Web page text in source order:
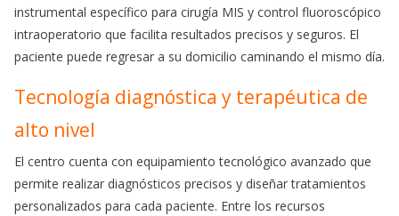
instrumental específico para cirugía MIS y control fluoroscópico
intraoperatorio que facilita resultados precisos y seguros. El
paciente puede regresar a su domicilio caminando el mismo día.
Tecnología diagnóstica y terapéutica de
alto nivel
El centro cuenta con equipamiento tecnológico avanzado que
permite realizar diagnósticos precisos y diseñar tratamientos
personalizados para cada paciente. Entre los recursos